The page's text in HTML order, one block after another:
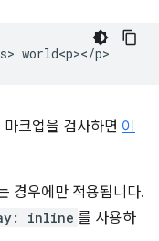
크업을 검사하면 이
경우에만 적용됩니다.
inline 를 사용하